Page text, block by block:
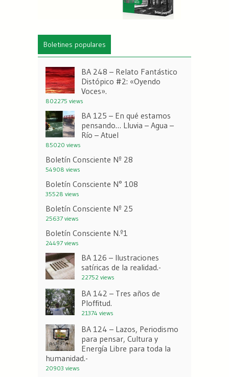
Boletines populares
BA 248 – Relato Fantástico
Distópico #2: «Oyendo
Voces».
802275 views
BA 125 – En qué estamos
pensando… Lluvia – Agua –
Río – Atuel
85020 views
Boletín Consciente Nº 28
54908 views
Boletín Consciente N° 108
35528 views
Boletín Consciente Nº 25
25637 views
Boletín Consciente N.º1
24497 views
BA 126 – Ilustraciones
satíricas de la realidad.-
22752 views
BA 142 – Tres años de
Ploffitud.
21374 views
BA 124 – Lazos, Periodismo
para pensar, Cultura y
Energía Libre para toda la
humanidad.-
20903 views